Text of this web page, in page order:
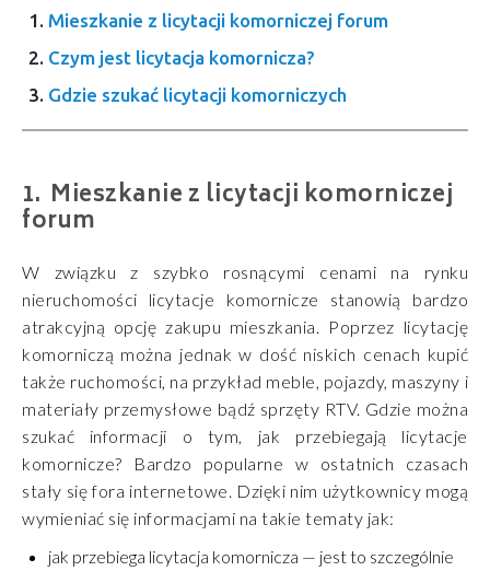
Mieszkanie z licytacji komorniczej forum
Czym jest licytacja komornicza?
Gdzie szukać licytacji komorniczych
Mieszkanie z licytacji komorniczej
forum
W związku z szybko rosnącymi cenami na rynku
nieruchomości licytacje komornicze stanowią bardzo
atrakcyjną opcję zakupu mieszkania. Poprzez licytację
komorniczą można jednak w dość niskich cenach kupić
także ruchomości, na przykład meble, pojazdy, maszyny i
materiały przemysłowe bądź sprzęty RTV. Gdzie można
szukać informacji o tym, jak przebiegają licytacje
komornicze? Bardzo popularne w ostatnich czasach
stały się fora internetowe. Dzięki nim użytkownicy mogą
wymieniać się informacjami na takie tematy jak:
jak przebiega licytacja komornicza — jest to szczególnie